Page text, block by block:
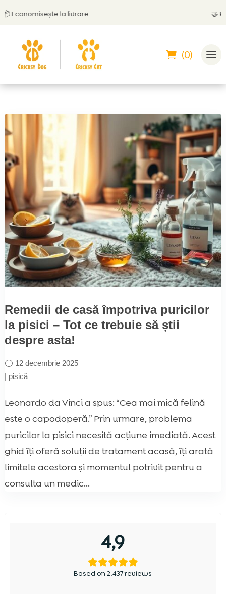
la livrare Poți
(0)
Remedii de casă împotriva puricilor
la pisici – Tot ce trebuie să știi
despre asta!
12 decembrie 2025
| pisică
Leonardo da Vinci a spus: “Cea mai mică felină
este o capodoperă.” Prin urmare, problema
puricilor la pisici necesită acțiune imediată. Acest
ghid îți oferă soluții de tratament acasă, îți arată
limitele acestora și momentul potrivit pentru a
consulta un medic...
4,9
Based on 2.437 reviews